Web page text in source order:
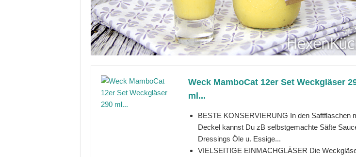
Weck MamboCat 12er Set Weckgläser
ml...
BESTE KONSERVIERUNG In den Saftflaschen
Deckel kannst Du zB selbstgemachte Säfte
Dressings Öle u. Essige...
VIELSEITIGE EINMACHGLÄSER Die